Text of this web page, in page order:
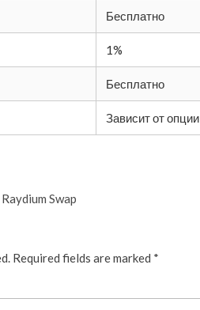
Бесплатно
1%
Бесплатно
Зависит от опции
Swap
Required fields are marked *